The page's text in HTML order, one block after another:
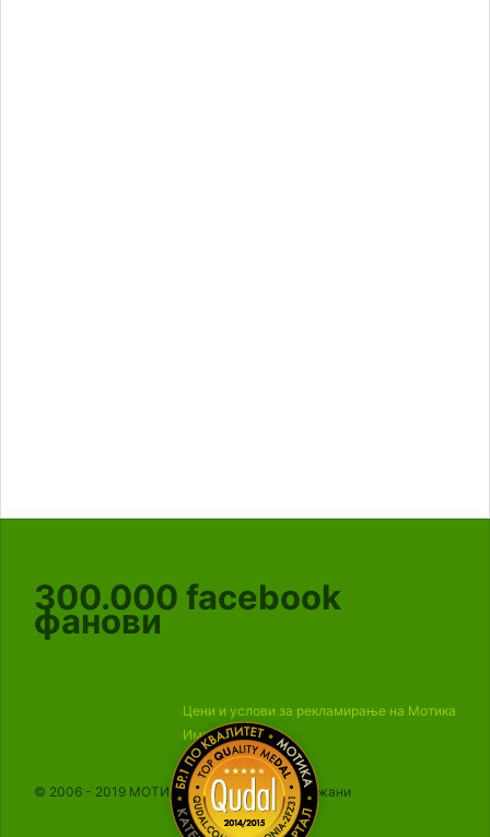
300.000 facebook
фанови
Цени и услови за рекламирање на Мотика
Импресум
© 2006 - 2019 МОТИКА, Сите права се задржани